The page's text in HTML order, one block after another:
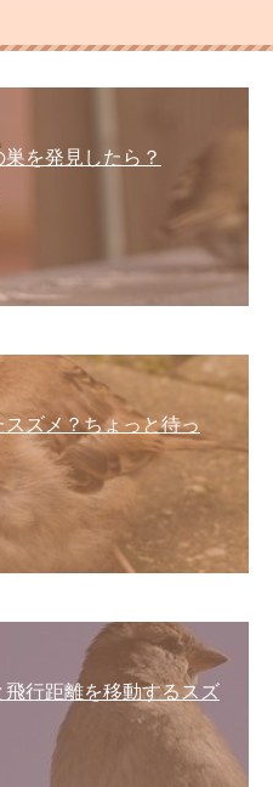
を発見したら？
ズメ？ちょっと待っ
行距離を移動するスズ